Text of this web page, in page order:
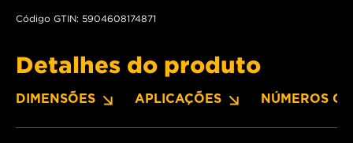
Código GTIN: 5904608174871
Detalhes do produto
DIMENSÕES APLICAÇÕES NÚMEROS OE